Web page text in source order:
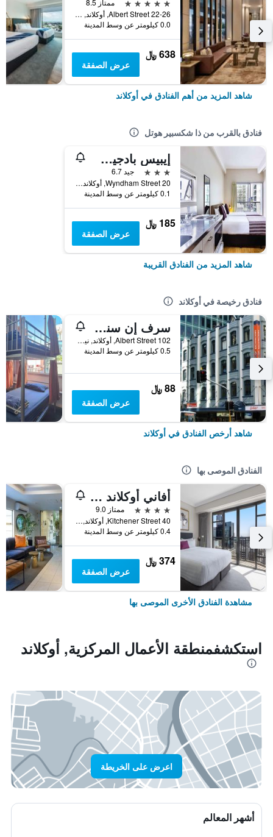
ممتاز 8.5
22-26 Albert Street, أوكلاند, نيوزيلندا
0.0 كيلومتر عن وسط المدينة
638 ﷼
عرض الصفقة
شاهد المزيد من أهم الفنادق في أوكلاند
فنادق بالقرب من ذا شكسبير هوتل
إيبيس بادجيت أوكلاند سينترال
3 نجوم
جيد 6.7
20 Wyndham Street, أوكلاند, نيوزيلندا
0.1 كيلومتر عن وسط المدينة
185 ﷼
عرض الصفقة
شاهد المزيد من الفنادق القريبة
فنادق رخيصة في أوكلاند
سرف إن سنو باكباكرز - هوستل
102 Albert Street, أوكلاند, نيوزيلندا
0.5 كيلومتر عن وسط المدينة
88 ﷼
عرض الصفقة
شاهد أرخص الفنادق في أوكلاند
الفنادق الموصى بها
أفاني أوكلاند متروبوليس ريزيدنسيز
4 نجوم
ممتاز 9.0
40 Kitchener Street, أوكلاند, نيوزيلندا
0.4 كيلومتر عن وسط المدينة
374 ﷼
عرض الصفقة
مشاهدة الفنادق الأخرى الموصى بها
استكشفمنطقة الأعمال المركزية, أوكلاند
اعرض على الخريطة
أشهر المعالم